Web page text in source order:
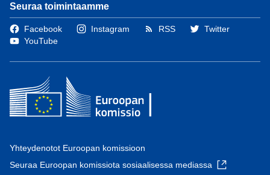
Seuraa toimintaamme
Facebook Instagram RSS
Twitter
YouTube
Yhteydenotot Euroopan komissioon
Seuraa Euroopan komissiota sosiaalisessa mediassa